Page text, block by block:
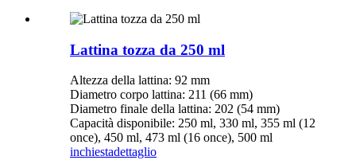
Lattina tozza da 250 ml
Altezza della lattina: 92 mm
Diametro corpo lattina: 211 (66 mm)
Diametro finale della lattina: 202 (54 mm)
Capacità disponibile: 250 ml, 330 ml, 355 ml (12
once), 450 ml, 473 ml (16 once), 500 ml
inchiestadettaglio